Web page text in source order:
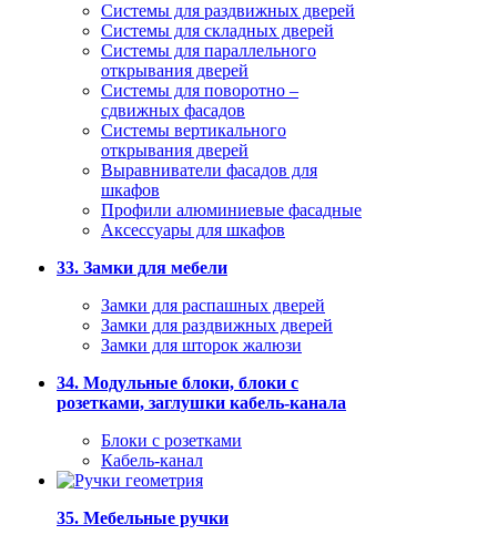
Системы для раздвижных дверей
Системы для складных дверей
Системы для параллельного
открывания дверей
Системы для поворотно –
сдвижных фасадов
Системы вертикального
открывания дверей
Выравниватели фасадов для
шкафов
Профили алюминиевые фасадные
Аксессуары для шкафов
33. Замки для мебели
Замки для распашных дверей
Замки для раздвижных дверей
Замки для шторок жалюзи
34. Модульные блоки, блоки с
розетками, заглушки кабель-канала
Блоки с розетками
Кабель-канал
35. Мебельные ручки